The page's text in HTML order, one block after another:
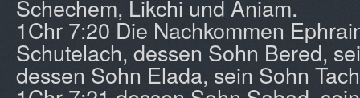
Schechem, Likchi und Aniam.
1Chr 7:20 Die Nachkommen
Schutelach, dessen Sohn Bered,
dessen Sohn Elada, sein Sohn